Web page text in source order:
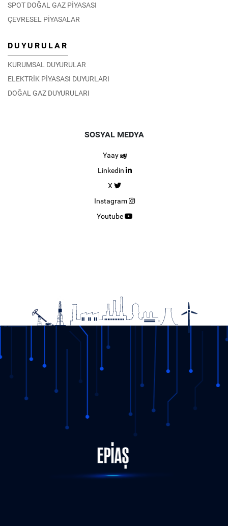
SPOT DOĞAL GAZ PİYASASI
ÇEVRESEL PİYASALAR
DUYURULAR
KURUMSAL DUYURULAR
ELEKTRİK PİYASASI DUYURLARI
DOĞAL GAZ DUYURULARI
SOSYAL MEDYA
Yaay
Linkedin
X
Instagram
Youtube